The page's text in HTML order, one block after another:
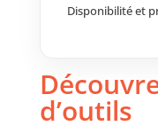
à
Disponibilité et
d’outils